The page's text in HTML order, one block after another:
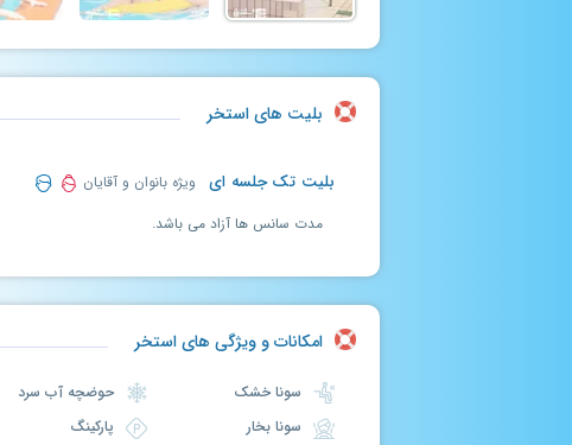
بلیت های استخر
بلیت تک جلسه ای ویژه بانوان و آقایان
مدت سانس ها آزاد می باشد.
امکانات و ویژگی های استخر